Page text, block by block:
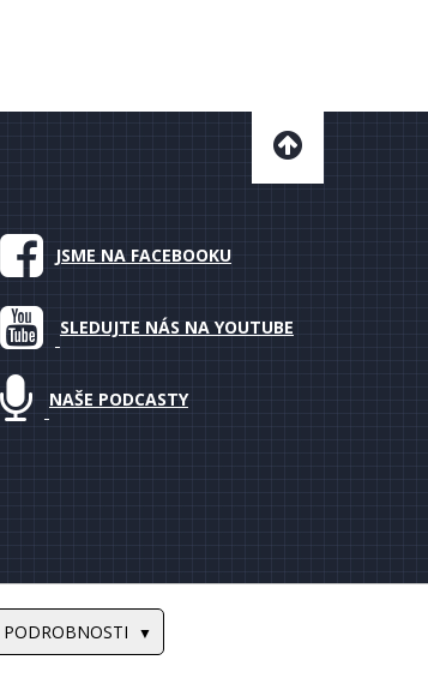
PODROBNOSTI
JSME NA FACEBOOKU
SLEDUJTE NÁS NA YOUTUBE
NAŠE PODCASTY